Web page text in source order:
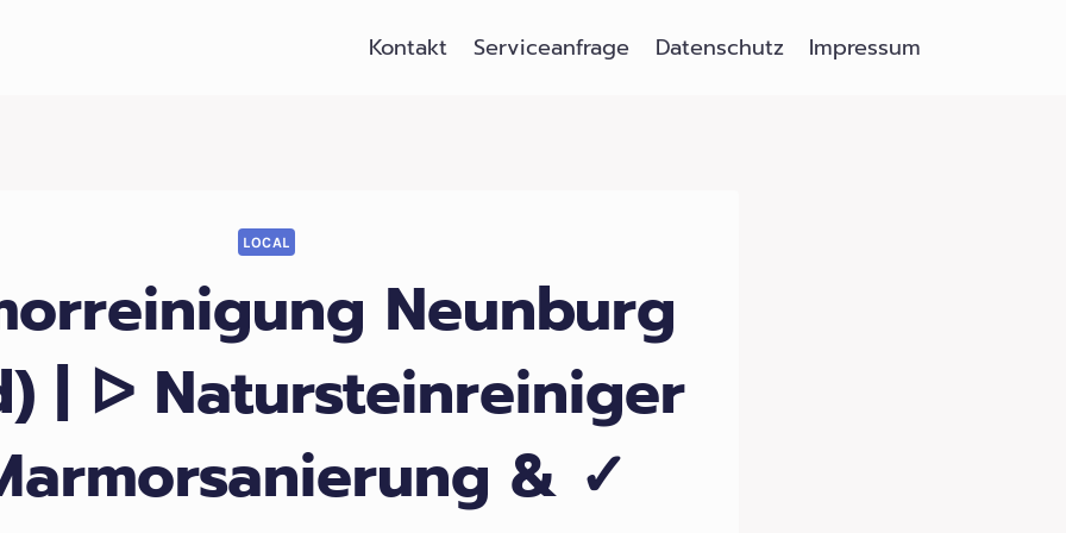
Kontakt Serviceanfrage Datenschutz Impressum
LOCAL
Neunburg
| ᐅ Natursteinreiniger
& ✓